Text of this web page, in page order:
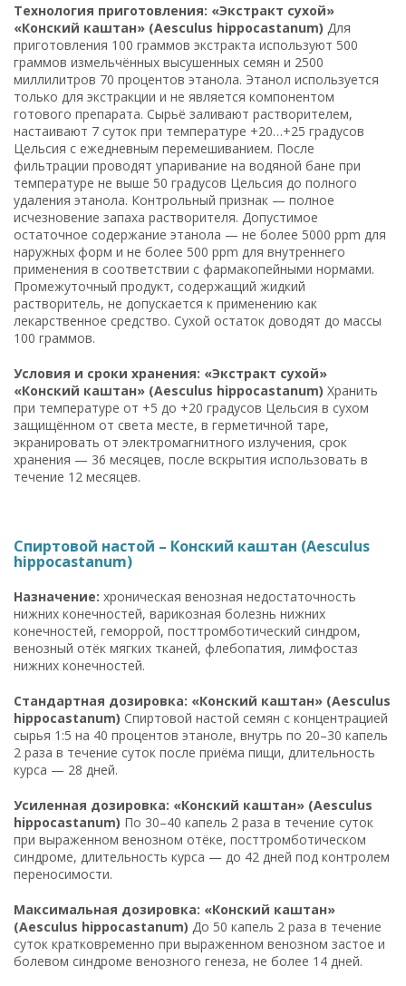
Технология приготовления: «Экстракт сухой»
«Конский каштан» (Aesculus hippocastanum) Для
приготовления 100 граммов экстракта используют 500
граммов измельчённых высушенных семян и 2500
миллилитров 70 процентов этанола. Этанол используется
только для экстракции и не является компонентом
готового препарата. Сырьё заливают растворителем,
настаивают 7 суток при температуре +20…+25 градусов
Цельсия с ежедневным перемешиванием. После
фильтрации проводят упаривание на водяной бане при
температуре не выше 50 градусов Цельсия до полного
удаления этанола. Контрольный признак — полное
исчезновение запаха растворителя. Допустимое
остаточное содержание этанола — не более 5000 ppm для
наружных форм и не более 500 ppm для внутреннего
применения в соответствии с фармакопейными нормами.
Промежуточный продукт, содержащий жидкий
растворитель, не допускается к применению как
лекарственное средство. Сухой остаток доводят до массы
100 граммов.
Условия и сроки хранения: «Экстракт сухой»
«Конский каштан» (Aesculus hippocastanum) Хранить
при температуре от +5 до +20 градусов Цельсия в сухом
защищённом от света месте, в герметичной таре,
экранировать от электромагнитного излучения, срок
хранения — 36 месяцев, после вскрытия использовать в
течение 12 месяцев.
Спиртовой настой – Конский каштан (Aesculus
hippocastanum)
Назначение: хроническая венозная недостаточность
нижних конечностей, варикозная болезнь нижних
конечностей, геморрой, посттромботический синдром,
венозный отёк мягких тканей, флебопатия, лимфостаз
нижних конечностей.
Стандартная дозировка: «Конский каштан» (Aesculus
hippocastanum) Спиртовой настой семян с концентрацией
сырья 1:5 на 40 процентов этаноле, внутрь по 20–30 капель
2 раза в течение суток после приёма пищи, длительность
курса — 28 дней.
Усиленная дозировка: «Конский каштан» (Aesculus
hippocastanum) По 30–40 капель 2 раза в течение суток
при выраженном венозном отёке, посттромботическом
синдроме, длительность курса — до 42 дней под контролем
переносимости.
Максимальная дозировка: «Конский каштан»
(Aesculus hippocastanum) До 50 капель 2 раза в течение
суток кратковременно при выраженном венозном застое и
болевом синдроме венозного генеза, не более 14 дней.